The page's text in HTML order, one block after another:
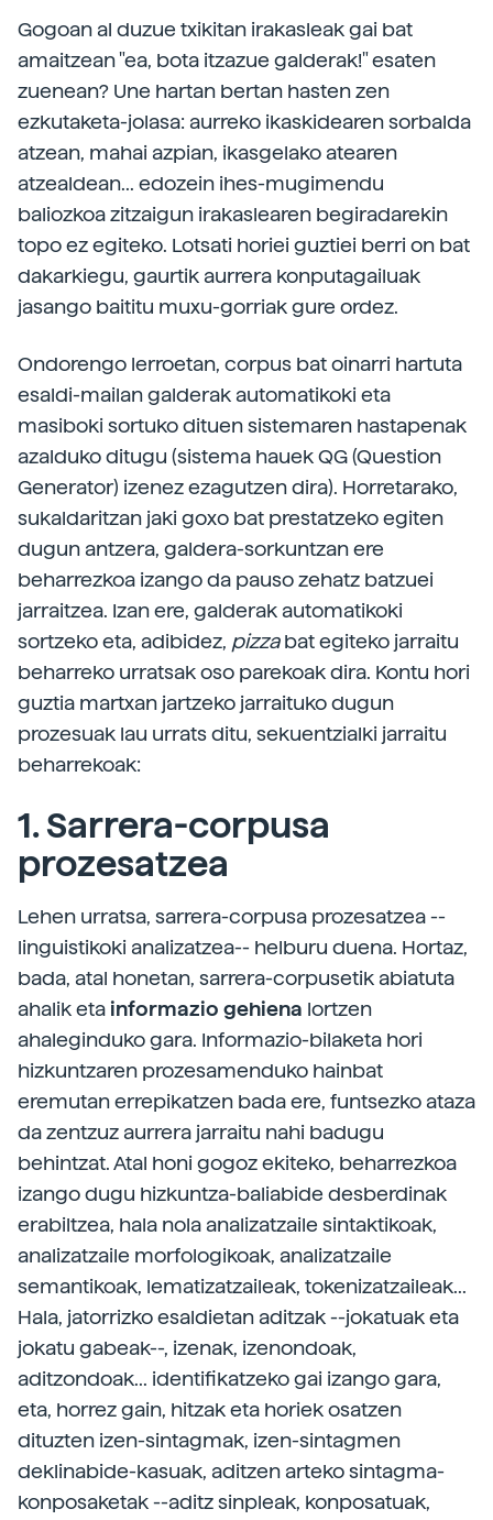
Gogoan al duzue txikitan irakasleak gai bat
amaitzean "ea, bota itzazue galderak!" esaten
zuenean? Une hartan bertan hasten zen
ezkutaketa-jolasa: aurreko ikaskidearen sorbalda
atzean, mahai azpian, ikasgelako atearen
atzealdean... edozein ihes-mugimendu
baliozkoa zitzaigun irakaslearen begiradarekin
topo ez egiteko. Lotsati horiei guztiei berri on bat
dakarkiegu, gaurtik aurrera konputagailuak
jasango baititu muxu-gorriak gure ordez.
Ondorengo lerroetan, corpus bat oinarri hartuta
esaldi-mailan galderak automatikoki eta
masiboki sortuko dituen sistemaren hastapenak
azalduko ditugu (sistema hauek QG (Question
Generator) izenez ezagutzen dira). Horretarako,
sukaldaritzan jaki goxo bat prestatzeko egiten
dugun antzera, galdera-sorkuntzan ere
beharrezkoa izango da pauso zehatz batzuei
jarraitzea. Izan ere, galderak automatikoki
sortzeko eta, adibidez, pizzabat egiteko jarraitu
beharreko urratsak oso parekoak dira. Kontu hori
guztia martxan jartzeko jarraituko dugun
prozesuak lau urrats ditu, sekuentzialki jarraitu
beharrekoak:
1. Sarrera-corpusa
prozesatzea
Lehen urratsa, sarrera-corpusa prozesatzea --
linguistikoki analizatzea-- helburu duena. Hortaz,
bada, atal honetan, sarrera-corpusetik abiatuta
ahalik etainformazio gehiena lortzen
ahaleginduko gara. Informazio-bilaketa hori
hizkuntzaren prozesamenduko hainbat
eremutan errepikatzen bada ere, funtsezko ataza
da zentzuz aurrera jarraitu nahi badugu
behintzat. Atal honi gogoz ekiteko, beharrezkoa
izango dugu hizkuntza-baliabide desberdinak
erabiltzea, hala nola analizatzaile sintaktikoak,
analizatzaile morfologikoak, analizatzaile
semantikoak, lematizatzaileak, tokenizatzaileak...
Hala, jatorrizko esaldietan aditzak --jokatuak eta
jokatu gabeak--, izenak, izenondoak,
aditzondoak... identifikatzeko gai izango gara,
eta, horrez gain, hitzak eta horiek osatzen
dituzten izen-sintagmak, izen-sintagmen
deklinabide-kasuak, aditzen arteko sintagma-
konposaketak --aditz sinpleak, konposatuak,